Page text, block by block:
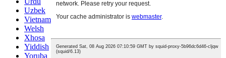
Uzbek
Vietnamese
Welsh
Xhosa
Yiddish
Yoruba